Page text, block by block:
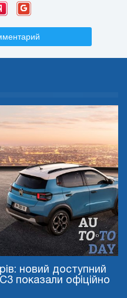
новий доступний
показали офіційно